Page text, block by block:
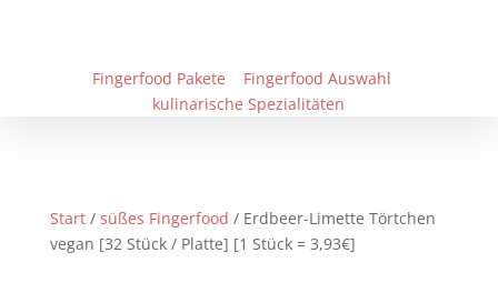
Fingerfood Pakete
Fingerfood Auswahl
kulinarische Spezialitäten
Start/ süßes Fingerfood / Erdbeer-Limette Törtchen
vegan [32 Stück / Platte] [1 Stück = 3,93€]